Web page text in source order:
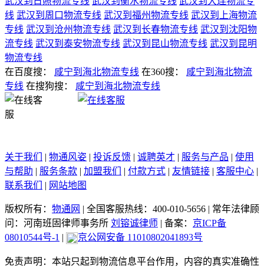
线 武汉到周口物流专线 武汉到福州物流专线 武汉到上海物流
专线 武汉到沧州物流专线 武汉到长春物流专线 武汉到沈阳物
流专线 武汉到泰安物流专线 武汉到昆山物流专线 武汉到昆明
物流专线
在百度搜：
咸宁到海北物流专线 在360搜：
咸宁到海北物流
专线 在搜狗搜： 咸宁到海北物流专线
关于我们 | 物通风姿 | 投诉反馈 | 诚聘英才 | 服务与产品 | 使用
与帮助 | 服务条款 | 加盟我们 | 付款方式 | 友情链接 | 客服中心 |
联系我们
| 网站地图
版权所有： 物通网 | 全国客服热线：400-010-5656 | 常年法律顾
问：河南班固律师事务所 刘镕诚律师 | 备案： 京ICP备
08010544号-1 | 京公网安备 11010802041893号
免责声明：本站只起到物流信息平台作用，内容的真实准确性